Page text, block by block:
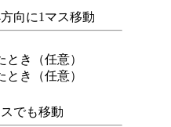
向に1マス移動
き（任意）
き（任意）
でも移動